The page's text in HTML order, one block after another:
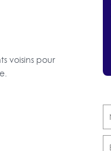
voisins pour